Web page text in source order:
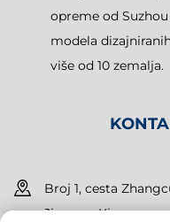
opreme od
modela
više od 10 zemalja.
Broj 1, cesta
Jiangsu, Kina